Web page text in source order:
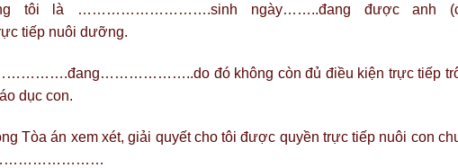
tôi là ……………………….sinh ngày……..đang được anh
nuôi dưỡng.
…………….đang………………..do đó không còn đủ điều kiện trực tiếp
dục con.
Tòa án xem xét, giải quyết cho tôi được quyền trực tiếp nuôi con